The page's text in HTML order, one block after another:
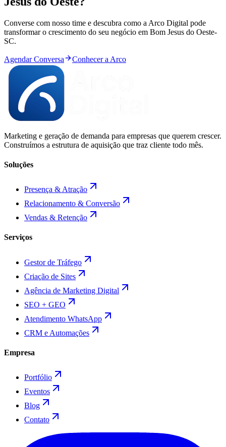
Converse com nosso time e descubra como a Arco Digital pode
transformar o crescimento do seu negócio em Bom Jesus do Oeste-
SC.
Agendar Conversa Conhecer a Arco
Marketing e geração de demanda para empresas que querem crescer.
Construímos a estrutura de aquisição que traz cliente todo mês.
Soluções
Presença & Atração
Relacionamento & Conversão
Vendas & Retenção
Serviços
Gestor de Tráfego
Criação de Sites
Agência de Marketing Digital
SEO + GEO
Atendimento WhatsApp
CRM e Automações
Empresa
Portfólio
Eventos
Blog
Contato